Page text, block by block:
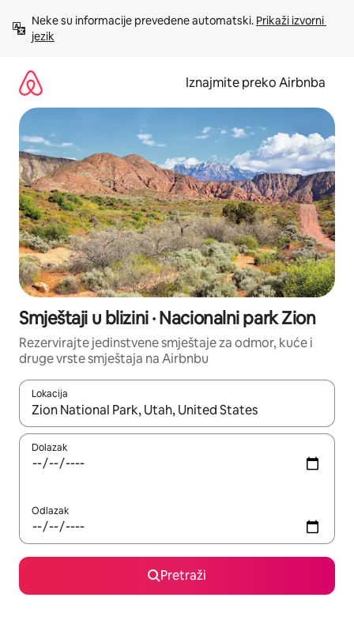
sadržaj
Neke su informacije prevedene automatski. Prikaži izvorni
jezik
Iznajmite preko Airbnba
Smještaji u blizini · Nacionalni park Zion
Rezervirajte jedinstvene smještaje za odmor, kuće i
druge vrste smještaja na Airbnbu
Lokacija
Kada budu dostupni rezultati, moći ćete ih pregledati
Dolazak
Odlazak
Pretraži